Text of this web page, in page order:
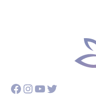
Facebook
Instagram
YouTube
Twitter